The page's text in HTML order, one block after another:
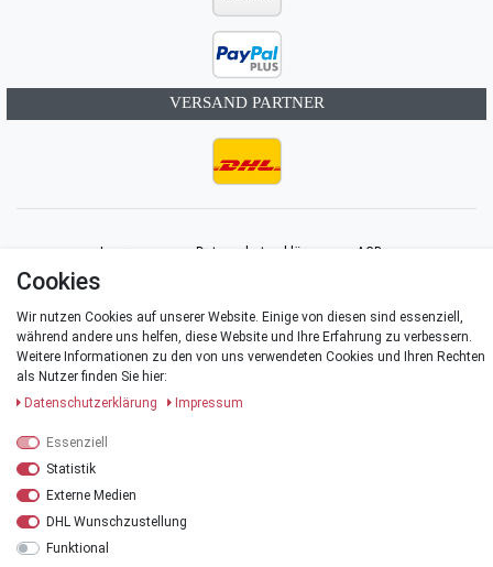
VERSAND PARTNER
Impressum Daten­schutz­erklärung AGB
Barrierefreiheitserklärung Widerrufs­recht Vertrag widerrufen
*Alle Preise verstehen sich inklusive der Mehrwertsteuer, zuzüglich der
Cookies
Wir nutzen Cookies auf unserer Website. Einige von diesen sind essenziell,
während andere uns helfen, diese Website und Ihre Erfahrung zu verbessern.
Weitere Informationen zu den von uns verwendeten Cookies und Ihren Rechten
als Nutzer finden Sie hier:
Daten­schutz­erklärung
Impressum
Essenziell
Statistik
Externe Medien
DHL Wunschzustellung
Funktional